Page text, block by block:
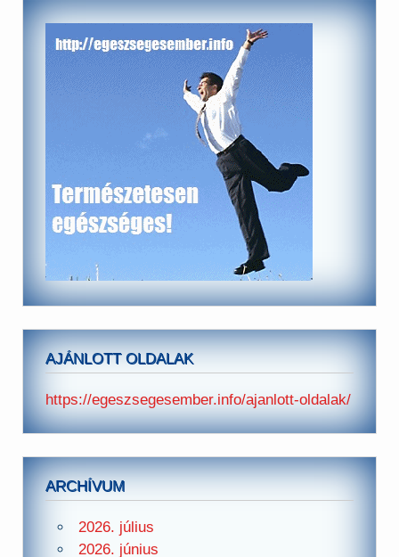
AJÁNLOTT OLDALAK
https://egeszsegesember.info/ajanlott-oldalak/
ARCHÍVUM
2026. július
2026. június